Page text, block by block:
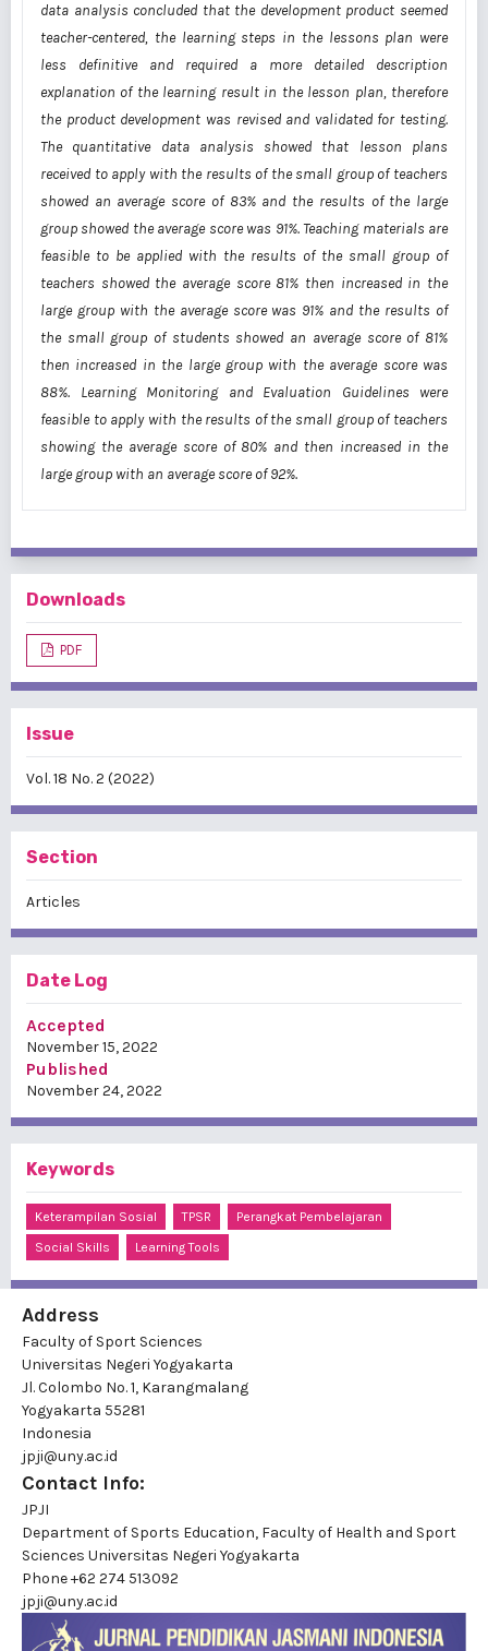
data analysis concluded that the development product seemed
teacher-centered, the learning steps in the lessons plan were
less definitive and required a more detailed description
explanation of the learning result in the lesson plan, therefore
the product development was revised and validated for testing.
The quantitative data analysis showed that lesson plans
received to apply with the results of the small group of teachers
showed an average score of 83% and the results of the large
group showed the average score was 91%. Teaching materials are
feasible to be applied with the results of the small group of
teachers showed the average score 81% then increased in the
large group with the average score was 91% and the results of
the small group of students showed an average score of 81%
then increased in the large group with the average score was
88%. Learning Monitoring and Evaluation Guidelines were
feasible to apply with the results of the small group of teachers
showing the average score of 80% and then increased in the
large group with an average score of 92%.
Downloads
PDF
Issue
Vol. 18 No. 2 (2022)
Section
Articles
Date Log
Accepted
November 15, 2022
Published
November 24, 2022
Keywords
Keterampilan Sosial TPSR
Perangkat Pembelajaran
Social Skills
Learning Tools
Address
Faculty of Sport Sciences
Universitas Negeri Yogyakarta
Jl. Colombo No. 1, Karangmalang
Yogyakarta 55281
Indonesia
jpji@uny.ac.id
Contact Info:
JPJI
Department of Sports Education, Faculty of Health and Sport
Sciences Universitas Negeri Yogyakarta
Phone+62 274 513092
jpji@uny.ac.id